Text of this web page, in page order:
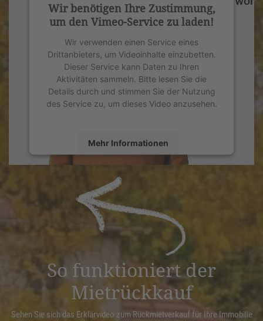
Wir benötigen Ihre Zustimmung,
um den Vimeo-Service zu laden!
Wir verwenden einen Service eines
Drittanbieters, um Videoinhalte einzubetten.
Dieser Service kann Daten zu Ihren
Aktivitäten sammeln. Bitte lesen Sie die
Details durch und stimmen Sie der Nutzung
des Service zu, um dieses Video anzusehen.
Mehr Informationen
powered by
Management Platform
So funktioniert der
Mietrückkauf
Sehen Sie sich das Erklärvideo zum Rückmietverkauf für Ihre Immobilie